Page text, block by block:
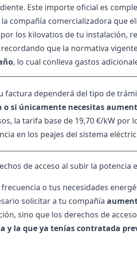
Este importe oficial es
compañía comercializadora que
los kilovatios de tu instalación,
que la normativa
, lo cual conlleva gastos
factura dependerá del tipo de
o si únicamente necesitas
la tarifa base de 19,70 €/kW
en los peajes del sistema
de acceso al subir la potencia
o tus necesidades
solicitar a tu compañía
sino que los derechos de
y la que ya tenías contratada